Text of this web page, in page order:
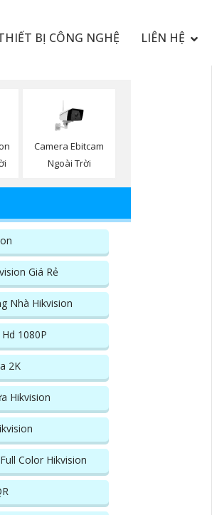
BỊ CÔNG NGHỆ LIÊN HỆ
Camera Ebitcam
Ngoài Trời
Giá Rẻ
Nhà Hikvision
1080P
2K
Hikvision
Color Hikvision